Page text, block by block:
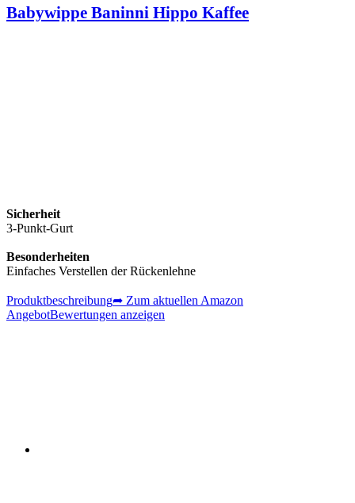
Babywippe Baninni Hippo Kaffee
Sicherheit
3-Punkt-Gurt
Besonderheiten
Einfaches Verstellen der Rückenlehne
Produktbeschreibung➦ Zum aktuellen Amazon
AngebotBewertungen anzeigen